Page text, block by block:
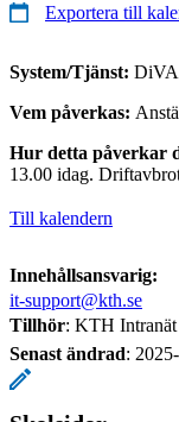
Exportera till
System/Tjänst: DiVA
Vem påverkas:
Hur detta påverkar
13.00 idag.
Till kalendern
Innehållsansvarig:
it-support@kth.se
Tillhör: KTH Intranät
Senast ändrad: